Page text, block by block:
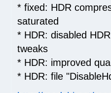
* fixed: HDR
saturated
* HDR: disabled
tweaks
* HDR: improved
* HDR: file